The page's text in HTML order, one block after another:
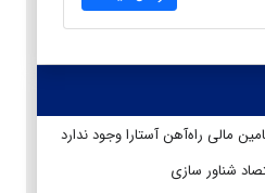
مالی راه‌آهن آستارا وجود ندارد
شناور سازی